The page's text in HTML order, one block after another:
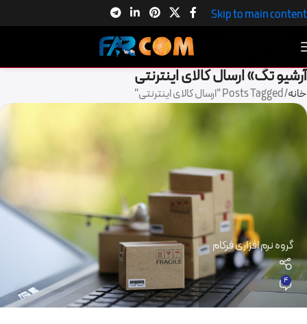
Skip to main content
آرشیو تگ» ارسال کالای اینترنتی
خانه Posts Tagged "ارسال کالای اینترنتی"
گروه نرم افزاری فرکام
4